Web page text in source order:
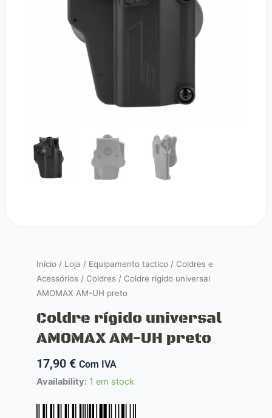
Início / Loja / Equipamento tactico / Coldres e
Acessórios / Coldres / Coldre rígido universal
AMOMAX AM-UH preto
Coldre rígido universal
AMOMAX AM-UH preto
17,90 € Com IVA
Availability: 1 em stock
Quantidade